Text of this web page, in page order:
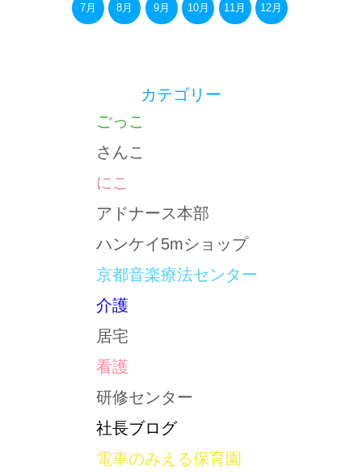
7月 8月 9月 10月 11月 12月
カテゴリー
ごっこ
さんこ
にこ
アドナース本部
ハンケイ5mショップ
京都音楽療法センター
介護
居宅
看護
研修センター
社長ブログ
電車のみえる保育園